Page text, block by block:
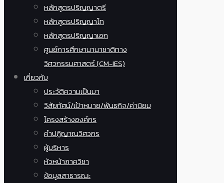
หลักสูตรปริญญาตรี
หลักสูตรปริญญาโท
หลักสูตรปริญญาเอก
ศูนย์การศึกษานานาชาติทาง
วิศวกรรมศาสตร์ (CM-IES)
เกี่ยวกับ
ประวัติความเป็นมา
วิสัยทัศน์/เป้าหมาย/พันธกิจ/ค่านิยม
โครงสร้างองค์กร
คำปฏิญาณวิศวกร
ผู้บริหาร
หัวหน้าภาควิชา
ข้อมูลสาธารณะ